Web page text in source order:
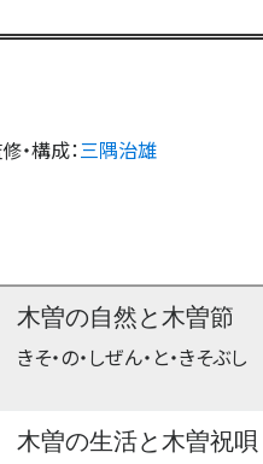
・構成：三隅治雄
木曽の自然と木曽節
きそ・の・しぜん・と・きそぶし
木曽の生活と木曽祝唄